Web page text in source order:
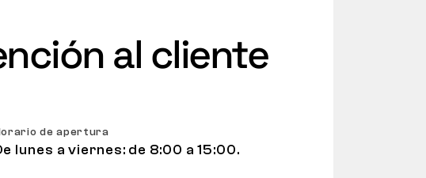
al cliente
de apertura
lunes a viernes: de 8:00 a 15:00.